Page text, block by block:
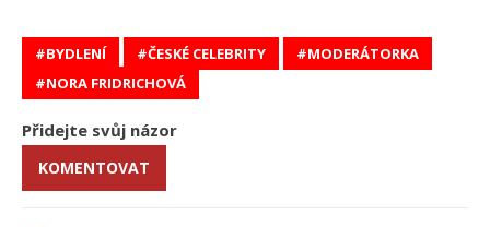
BYDLENÍ ČESKÉ CELEBRITY
MODERÁTORKA
NORA FRIDRICHOVÁ
Přidejte svůj názor
KOMENTOVAT